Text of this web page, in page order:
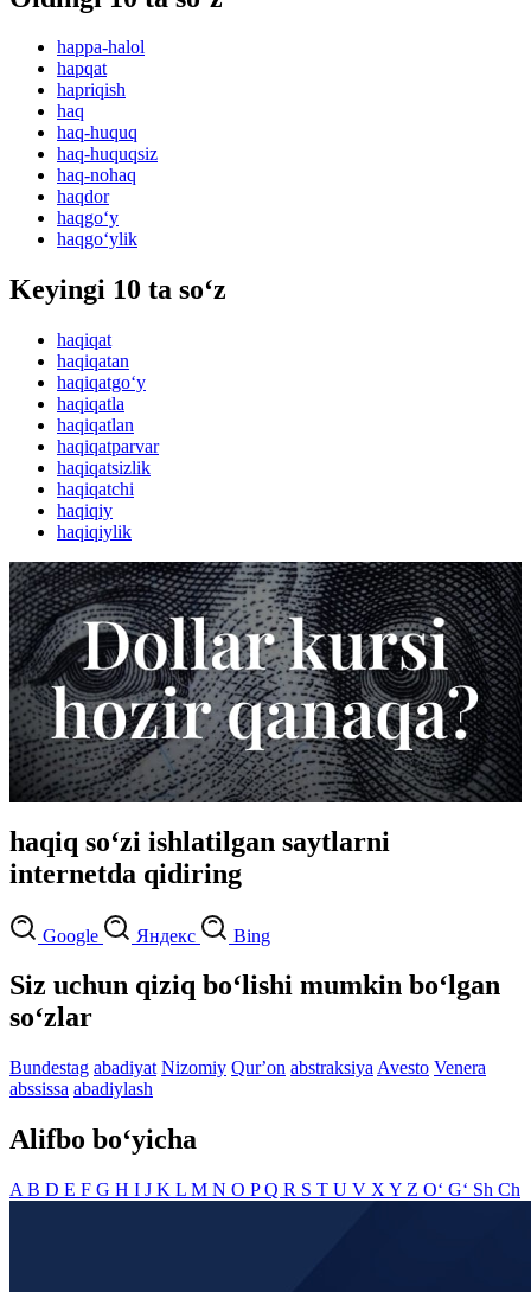
happa-halol
hapqat
hapriqish
haq
haq-huquq
haq-huquqsiz
haq-nohaq
haqdor
haqgo‘y
haqgo‘ylik
Keyingi 10 ta so‘z
haqiqat
haqiqatan
haqiqatgo‘y
haqiqatla
haqiqatlan
haqiqatparvar
haqiqatsizlik
haqiqatchi
haqiqiy
haqiqiylik
haqiq so‘zi ishlatilgan saytlarni
internetda qidiring
Google Яндекс Bing
Siz uchun qiziq bo‘lishi mumkin bo‘lgan
so‘zlar
Bundestag abadiyat Nizomiy Qurʼon abstraksiya Avesto Venera
abssissa abadiylash
Alifbo bo‘yicha
A B D E F G H I J K L M N O PQ R S T U V X Y Z O‘ G‘ Sh Ch